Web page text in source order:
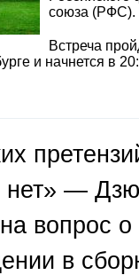
союза (РФС).
Встреча
и начнется в
нет» —
вопрос о
в